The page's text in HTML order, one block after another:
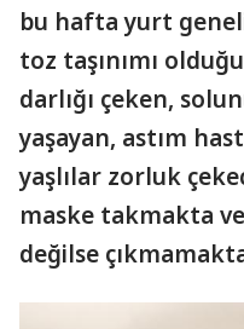
bu hafta yurt
toz taşınımı
darlığı çeken,
yaşayan, astım
yaşlılar zorluk
maske takmakta
değilse